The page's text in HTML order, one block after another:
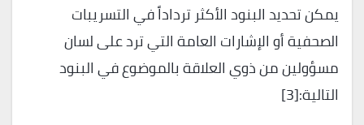
يمكن تحديد البنود الأكثر ترداداً في التسريبات
الصحفية أو الإشارات العامة التي ترد على لسان
مسؤولين من ذوي العلاقة بالموضوع في البنود
التالية:[3]